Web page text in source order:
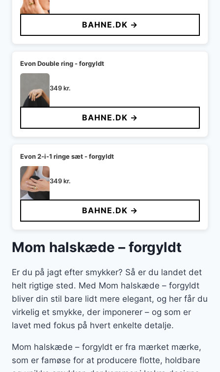
BAHNE.DK →
Evon Double ring - forgyldt
349kr.
BAHNE.DK →
Evon 2-i-1 ringe sæt - forgyldt
349kr.
BAHNE.DK →
Mom halskæde – forgyldt
Er du på jagt efter smykker? Så er du landet det
helt rigtige sted. Med Mom halskæde – forgyldt
bliver din stil bare lidt mere elegant, og her får du
virkelig et smykke, der imponerer – og som er
lavet med fokus på hvert enkelte detalje.
Mom halskæde – forgyldt er fra mærket mærke,
som er famøse for at producere flotte, holdbare